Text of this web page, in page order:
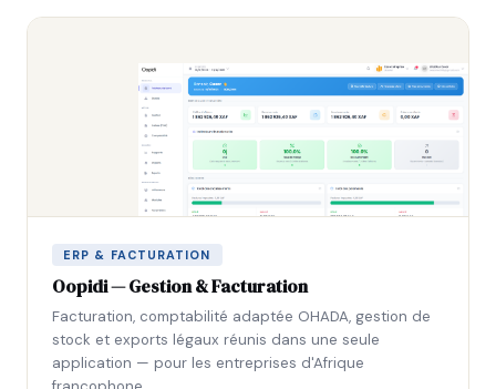
ERP & FACTURATION
Oopidi — Gestion & Facturation
Facturation, comptabilité adaptée OHADA, gestion de
stock et exports légaux réunis dans une seule
application — pour les entreprises d'Afrique